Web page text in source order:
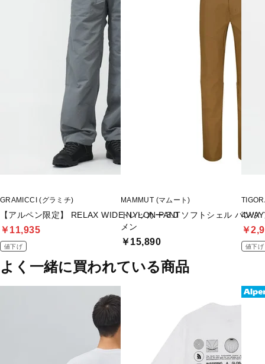
GRAMICCI (グラミチ)
【アルペン限定】 RELAX WIDE NYLON PANT
￥11,935
値下げ
MAMMUT (マムート)
トレッカー 3.0 ソフトシェル パン
メン
￥15,890
￥
値下げ
よく一緒に買われている商品